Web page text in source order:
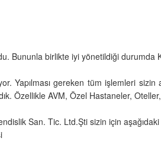
Bununla birlikte iyi yönetildiği
Yapılması gereken tüm işlemleri
Özellikle AVM, Özel Hastaneler,
San. Tic. Ltd.Şti sizin için